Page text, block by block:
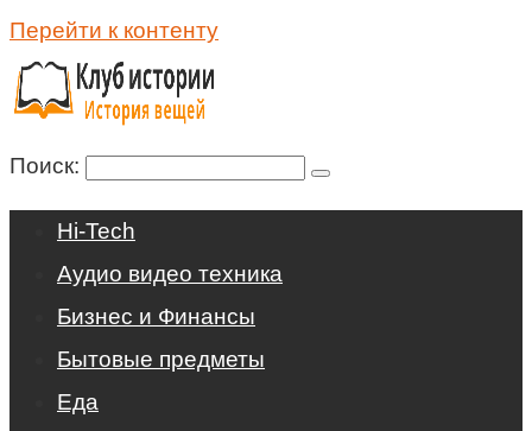
Перейти к контенту
Поиск:
Hi-Tech
Аудио видео техника
Бизнес и Финансы
Бытовые предметы
Еда